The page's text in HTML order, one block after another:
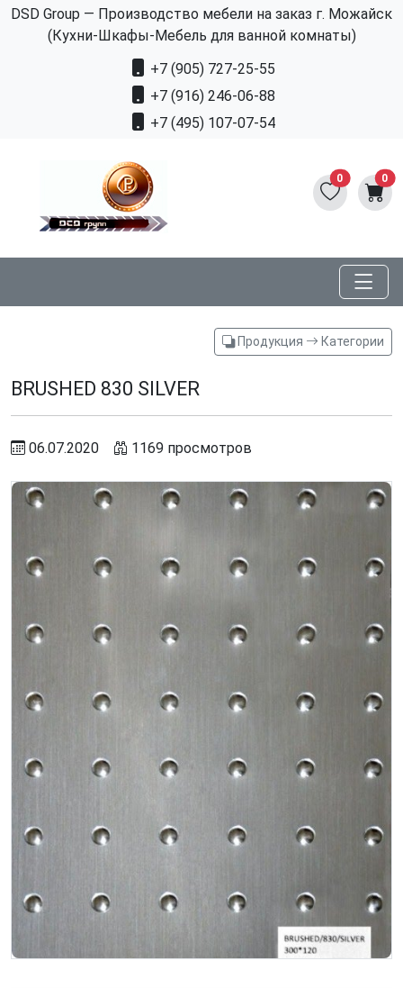
DSD Group — Производство мебели на заказ г. Можайск
(Кухни-Шкафы-Мебель для ванной комнаты)
+7 (905) 727-25-55
+7 (916) 246-06-88
+7 (495) 107-07-54
0 0
Продукция Категории
BRUSHED 830 SILVER
06.07.2020 1169 просмотров